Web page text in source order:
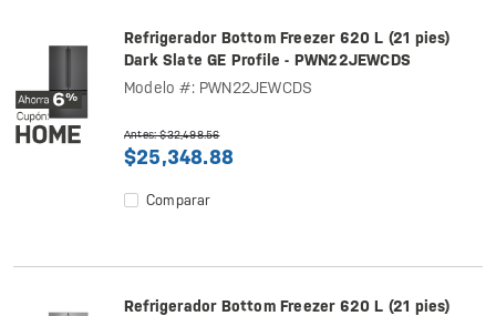
Refrigerador Bottom Freezer 620 L (21 pies)
Dark Slate GE Profile - PWN22JEWCDS
Modelo #: PWN22JEWCDS
Antes: $32,498.56
$25,348.88
Comparar
Refrigerador Bottom Freezer 620 L (21 pies)